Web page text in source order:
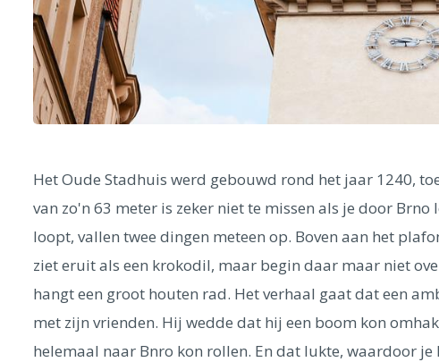
Het Oude Stadhuis werd gebouwd rond het jaar 1240,
van zo'n 63 meter is zeker niet te missen als je door
loopt, vallen twee dingen meteen op. Boven aan het
ziet eruit als een krokodil, maar begin daar maar niet
hangt een groot houten rad. Het verhaal gaat dat een
met zijn vrienden. Hij wedde dat hij een boom kon
helemaal naar Bnro kon rollen. En dat lukte, waardoor